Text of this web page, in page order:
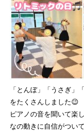
「とんぼ」「うさぎ」
をたくさんしました😉
ピアノの音を聞いて楽
なの動きに自信がつい